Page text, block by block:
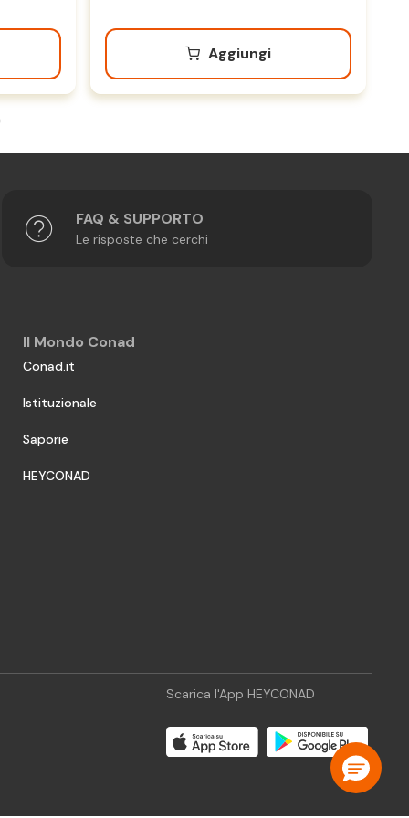
Aggiungi
FAQ & SUPPORTO
Le risposte che cerchi
Il Mondo Conad
Conad.it
Istituzionale
Saporie
HEYCONAD
Scarica l'App HEYCONAD